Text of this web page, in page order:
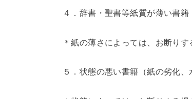
４．辞書・聖書等紙質が薄い書籍
＊紙の薄さによっては、お断りす
５．状態の悪い書籍（紙の劣化